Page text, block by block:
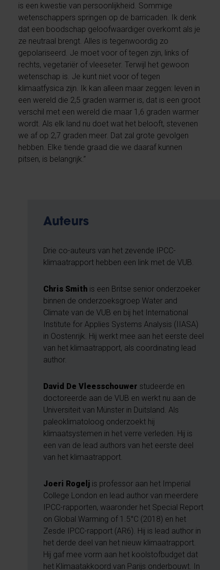
is een kwestie van persoonlijkheid. Sommige
wetenschappers springen op de barricaden. Ik denk
dat een boodschap geloofwaardiger overkomt als je
ze neutraal brengt. Alles is tegenwoordig zo
gepolariseerd. Je moet voor of tegen zijn, links of
rechts, vegetariër of vleeseter. Terwijl het gewoon
wetenschap is. Je kunt niet voor of tegen
klimaatfysica zijn. Ik kan alleen maar zeggen: leven in
een wereld die 2,5 graden warmer is, dat is een groot
verschil met een wereld die maar 1,6 graden warmer
wordt. Als elk land nu doet wat het belooft, stevenen
we af op 2,7 graden meer. Dat zal grote gevolgen
hebben. Elke tiende graad die we daaraf kunnen
pitsen, is belangrijk.”
Auteurs
Drie co-auteurs van het zevende IPCC-
klimaatrapport hebben een link met de VUB.
Chris Smith is een Britse senior onderzoeker
binnen de onderzoeksgroep Water and
Climate van de VUB en bij het International
Institute for Applies Systems Analysis (IIASA)
in Oostenrijk. Hij werkt mee aan het eerste deel
van het klimaatrapport, als coordinating lead
author.
David De Vleesschouwer studeerde en
doctoreerde aan de VUB en werkt nu aan de
Universiteit van Münster in Duitsland. Als
paleoklimatoloog onderzoekt hij
klimaatsystemen in het verre verleden. Hij is
een van de lead authors van het eerste deel
van het klimaatrapport.
Joeri Rogelj is professor aan het Imperial
College London en lead author van meerdere
IPCC-rapporten, waaronder het Special Report
on Global Warming of 1.5°C (2018) en het
Zesde IPCC-rapport (AR6). Hij is lead author in
het derde deel van het nieuw klimaatrapport.
Hij gaf mee vorm aan het koolstofbudget dat
het Klimaatakkoord van Parijs onderbouwt. In